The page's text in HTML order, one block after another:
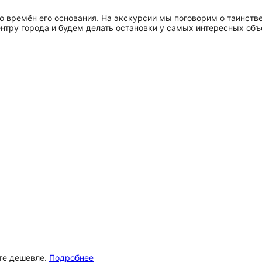
времён его основания. На экскурсии мы поговорим о
города и будем делать остановки у самых интересных
дешевле. Подробнее